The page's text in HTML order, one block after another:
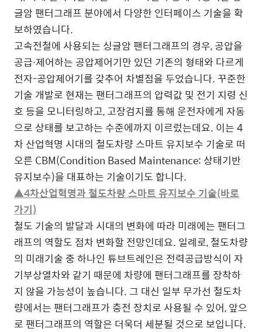
글암 팬터그래프 분야에서 다양한 인터페이스 기술을 확
보하였습니다.
고속전철에 사용되는 싱글암 팬터그래프의 경우, 공압을
공급∙제어하는 공압제어기만 있던 기존의 형태와 다르게
전자-공압제어기를 갖추어 차별점을 두었습니다. 꾸준한
기술 개발로 현재는 팬터그래프의 압력값 및 전기 지령 신
호 등을 모니터링하고, 고장검지를 통해 운전자에게 자동
으로 상태를 보고하는 수준에까지 이르렀는데요. 이는 4
차 산업혁명 시대의 철도차량 스마트 유지보수 기술로 떠
오른 CBM(Condition Based Maintenance: 상태기반
유지보수)을 대표하는 기술이기도 합니다.
▲4차산업혁명과 철도차량 스마트 유지보수 기술(바로
가기)
철도 기술의 발달과 시대의 변화에 따라 미래에는 팬터그
래프의 역할도 점차 변화할 전망인데요. 일례로, 철도차량
의 미래기술 중 하나인 튜브트레인은 전력공급방식이 자
기부상열차와 같기 때문에 차량에 팬터그래프를 장착하
지 않을 가능성이 높습니다. 그 대신 일부 무가선 철도차
량에서는 팬터그래프가 충전 장치로 사용될 수 있어, 앞으
로 팬터그래프의 역할은 더욱더 세분될 것으로 보입니다.